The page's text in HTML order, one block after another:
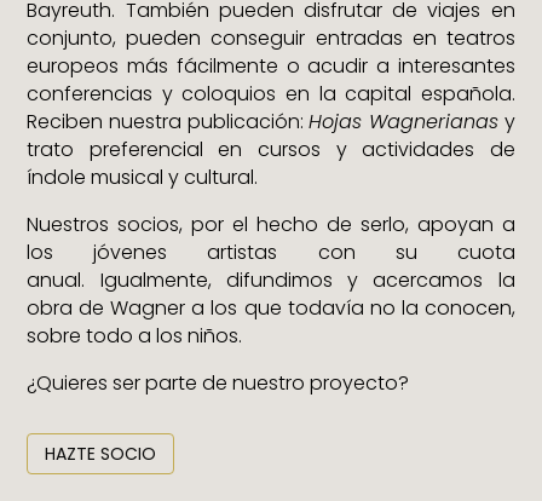
Bayreuth. También pueden disfrutar de viajes en
conjunto, pueden conseguir entradas en teatros
europeos más fácilmente o acudir a interesantes
conferencias y coloquios en la capital española.
Reciben nuestra publicación: Hojas Wagnerianas y
trato preferencial en cursos y actividades de
índole musical y cultural.
Nuestros socios, por el hecho de serlo, apoyan a
los jóvenes artistas con su cuota
anual. Igualmente, difundimos y acercamos la
obra de Wagner a los que todavía no la conocen,
sobre todo a los niños.
¿Quieres ser parte de nuestro proyecto?
HAZTE SOCIO